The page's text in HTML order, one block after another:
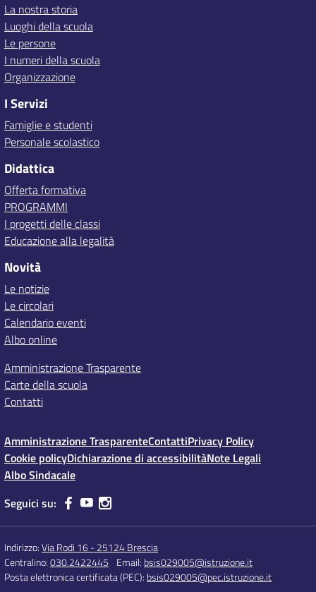
La nostra storia
Luoghi della scuola
Le persone
I numeri della scuola
Organizzazione
I Servizi
Famiglie e studenti
Personale scolastico
Didattica
Offerta formativa
PROGRAMMI
I progetti delle classi
Educazione alla legalità
Novità
Le notizie
Le circolari
Calendario eventi
Albo online
Amministrazione Trasparente
Carte della scuola
Contatti
Amministrazione TrasparenteContattiPrivacy Policy
Cookie policyDichiarazione di accessibilitàNote Legali
Albo Sindacale
Seguici su:
Indirizzo:Via Rodi 16 - 25124 Brescia
Centralino:030.2422445 Email: bsis029005@istruzione.it
Posta elettronica certificata (PEC): bsis029005@pec.istruzione.it